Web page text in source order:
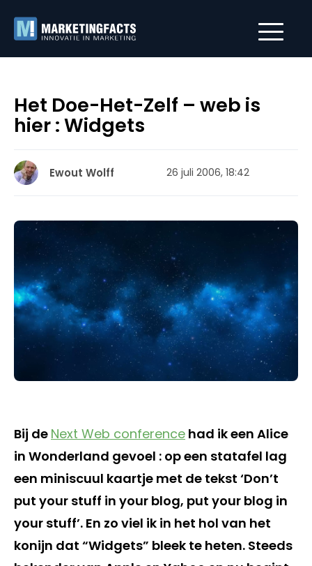
Het Doe-Het-Zelf – web is
hier : Widgets
Ewout Wolff 26 juli 2006, 18:42
Bij de Next Web conference had ik een Alice
in Wonderland gevoel : op een statafel lag
een miniscuul kaartje met de tekst ‘Don’t
put your stuff in your blog, put your blog in
your stuff’. En zo viel ik in het hol van het
konijn dat “Widgets” bleek te heten. Steeds